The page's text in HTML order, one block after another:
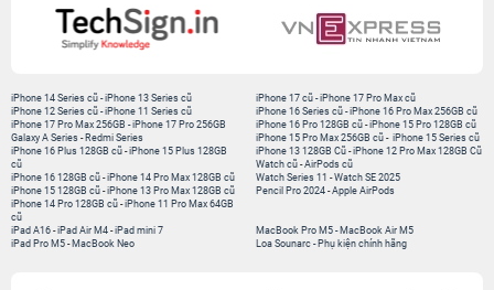
iPhone 14 Series cũ -iPhone 13 Series cũ
iPhone 12 Series cũ -iPhone 11 Series cũ
iPhone 17 Pro Max 256GB -iPhone 17 Pro 256GB
Galaxy A Series - Redmi Series
iPhone 17 cũ-iPhone 17 Pro Max cũ
iPhone 16 Series cũ- iPhone 16 Pro Max 256GB cũ
iPhone 16 Pro 128GB cũ-iPhone 15 Pro 128GB cũ
iPhone 15 Pro Max 256GB cũ- iPhone 15 Series cũ
iPhone 16 Plus 128GB cũ -iPhone 15 Plus 128GB
cũ
iPhone 16 128GB cũ -iPhone 14 Pro Max 128GB cũ
iPhone 15 128GB cũ -iPhone 13 Pro Max 128GB cũ
iPhone 14 Pro 128GB cũ -iPhone 11 Pro Max 64GB
cũ
iPhone 13 128GB Cũ-iPhone 12 Pro Max 128GB Cũ
Watch cũ-AirPods cũ
Watch Series 11 -Watch SE 2025
Pencil Pro 2024-Apple AirPods
iPad A16 -iPad Air M4 -iPad mini 7
iPad Pro M5 - MacBook Neo
MacBook Pro M5- MacBook Air M5
Loa Sounarc- Phụ kiện chính hãng